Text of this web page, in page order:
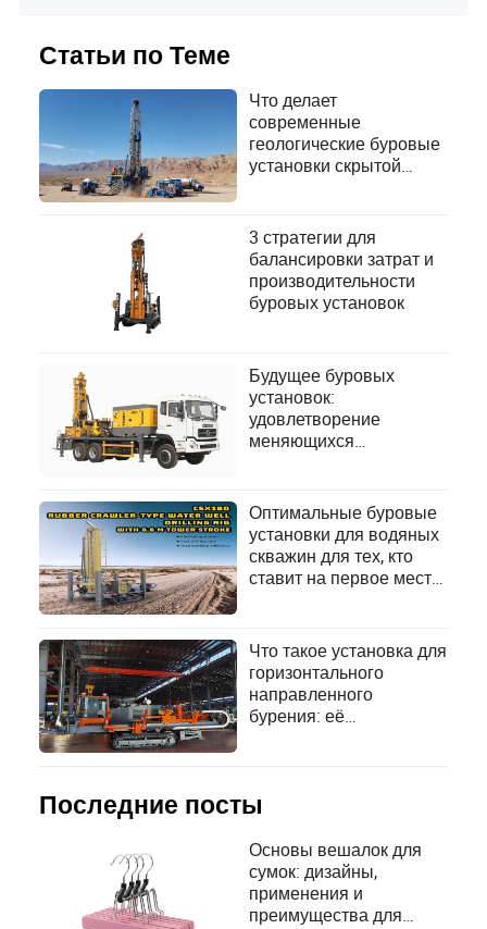
разбирается в вопросах охраны окружающей
среды и требований безопасности производства в
индустрии производства и обработки машин.
Статьи по Теме
Что делает
современные
геологические буровые
установки скрытой
глобальной разведки?
3 стратегии для
балансировки затрат и
производительности
буровых установок
Будущее буровых
установок:
удовлетворение
меняющихся
потребностей и
внедрение
технологических
достижений
Оптимальные буровые
установки для водяных
скважин для тех, кто
ставит на первое место
надежность
Что такое установка для
горизонтального
направленного
бурения: её
строительстве
Последние посты
Основы вешалок для
сумок: дизайны,
применения и
преимущества для